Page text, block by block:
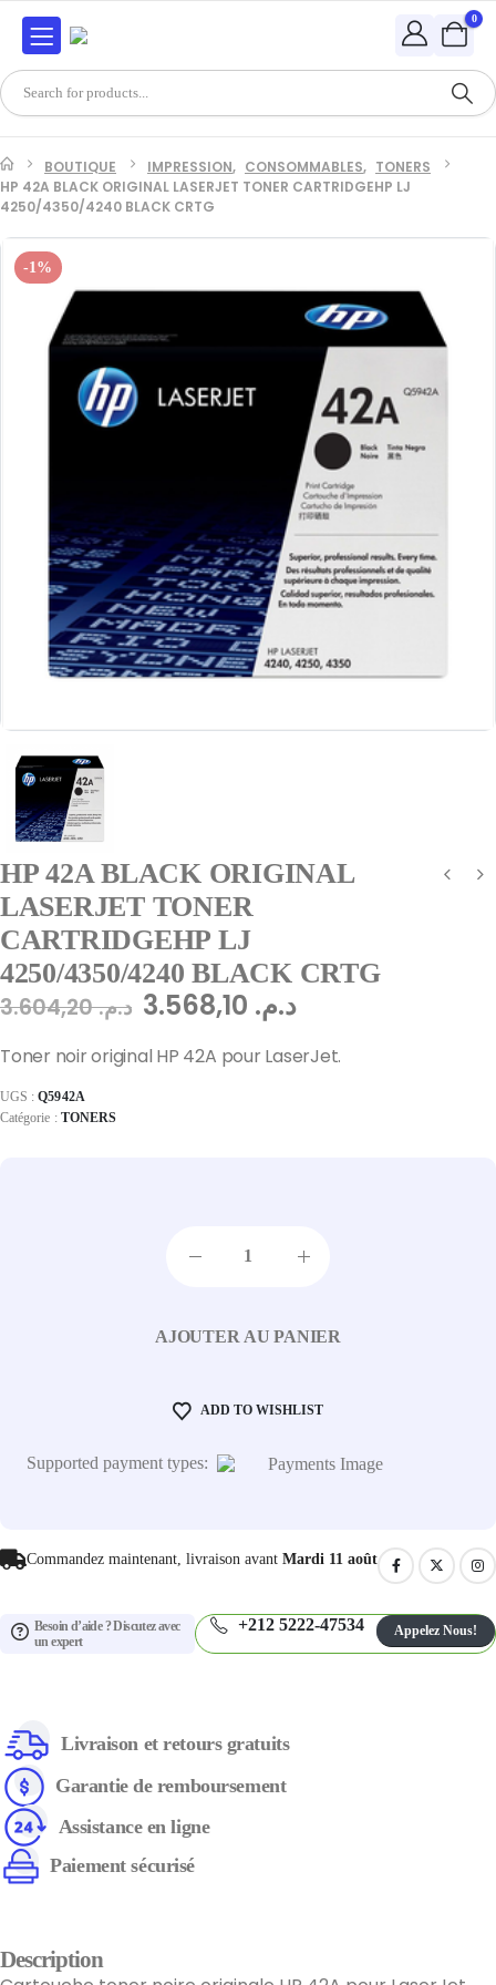
0
BOUTIQUE IMPRESSION, CONSOMMABLES, TONERS
HP 42A BLACK ORIGINAL LASERJET TONER CARTRIDGEHP LJ
4250/4350/4240 BLACK CRTG
-1%
HP 42A BLACK ORIGINAL
LASERJET TONER
CARTRIDGEHP LJ
4250/4350/4240 BLACK CRTG
د.م.3.604,20 د.م.
Toner noir original HP 42A pour LaserJet.
UGS :Q5942A
Catégorie : TONERS
AJOUTER AU PANIER
ADD TO WISHLIST
Supported payment types:
Commandez maintenant, livraison avant Mardi 11 août
Besoin d’aide ? Discutez avec
un expert
+212 5222-47534 Appelez Nous!
Livraison et retours gratuits
Garantie de remboursement
Assistance en ligne
Paiement sécurisé
Description